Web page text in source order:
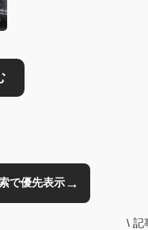
で優先表示→
\ 記